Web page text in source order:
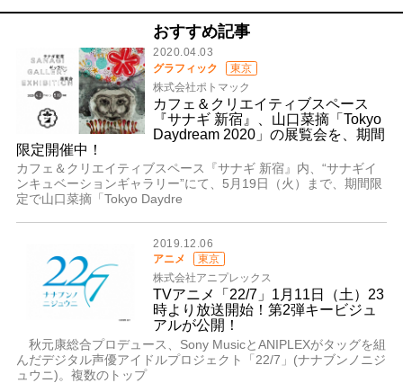
おすすめ記事
2020.04.03
グラフィック
東京
株式会社ポトマック
カフェ＆クリエイティブスペース
『サナギ 新宿』、山口菜摘「Tokyo
Daydream 2020」の展覧会を、期間
限定開催中！
カフェ＆クリエイティブスペース『サナギ 新宿』内、“サナギイ
ンキュベーションギャラリー”にて、5月19日（火）まで、期間限
定で山口菜摘「Tokyo Daydre
2019.12.06
アニメ
東京
株式会社アニプレックス
TVアニメ「22/7」1月11日（土）23
時より放送開始！第2弾キービジュ
アルが公開！
秋元康総合プロデュース、Sony MusicとANIPLEXがタッグを組
んだデジタル声優アイドルプロジェクト「22/7」(ナナブンノニジ
ュウニ)。複数のトップ